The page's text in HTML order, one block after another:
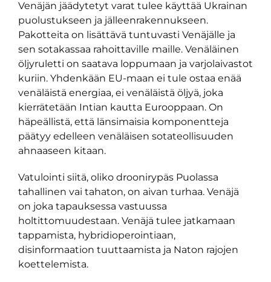
Venäjän jäädytetyt varat tulee käyttää Ukrainan
puolustukseen ja jälleenrakennukseen.
Pakotteita on lisättävä tuntuvasti Venäjälle ja
sen sotakassaa rahoittaville maille. Venäläinen
öljyruletti on saatava loppumaan ja varjolaivastot
kuriin. Yhdenkään EU-maan ei tule ostaa enää
venäläistä energiaa, ei venäläistä öljyä, joka
kierrätetään Intian kautta Eurooppaan. On
häpeällistä, että länsimaisia komponentteja
päätyy edelleen venäläisen sotateollisuuden
ahnaaseen kitaan.
Vatulointi siitä, oliko droonirypäs Puolassa
tahallinen vai tahaton, on aivan turhaa. Venäjä
on joka tapauksessa vastuussa
holtittomuudestaan. Venäjä tulee jatkamaan
tappamista, hybridioperointiaan,
disinformaation tuuttaamista ja Naton rajojen
koettelemista.